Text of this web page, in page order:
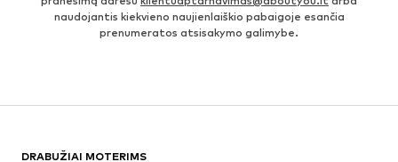
naudojantis kiekvieno naujienlaiškio pabaigoje esančia
prenumeratos atsisakymo galimybe.
DRABUŽIAI MOTERIMS